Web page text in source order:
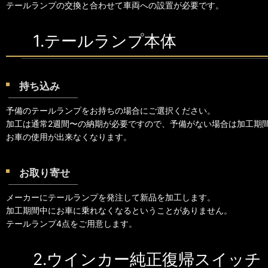
テールランプの交換と合わせて車両への設置が必要です。
1.テールランプ本体
持ち込み
予備のテールランプをお持ちの場合にご選択ください。
加工は通常2週間〜の納期が必要ですので、予備がない場合は加工期
お車の使用が出来なくなります。
お取り寄せ
メーカーにテールランプを発注して新品を加工します。
加工期間中にお車に乗れなくなるということがありません。
テールランプ4点をご用意します。
2.ウインカー純正復帰スイッチ